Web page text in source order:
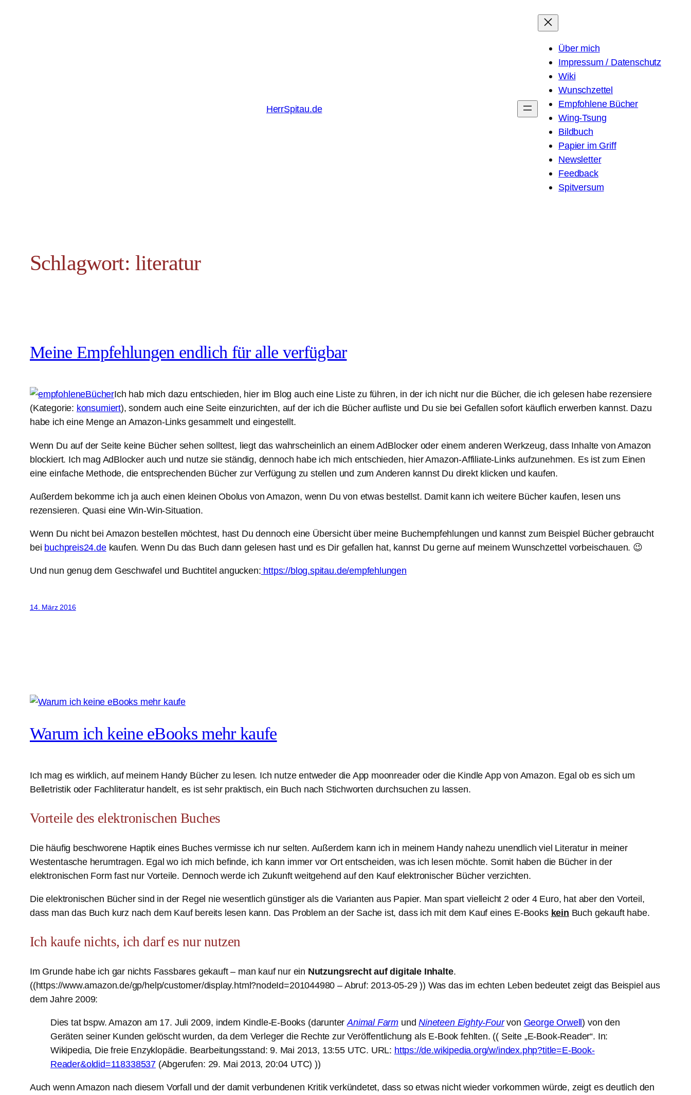
HerrSpitau.de
Über mich
Impressum / Datenschutz
Wiki
Wunschzettel
Empfohlene Bücher
Wing-Tsung
Bildbuch
Papier im Griff
Newsletter
Feedback
Spitversum
Schlagwort: literatur
Meine Empfehlungen endlich für alle verfügbar
Ich hab mich dazu entschieden, hier im Blog auch eine Liste zu führen, in der ich nicht nur die Bücher, die ich gelesen habe rezensiere
(Kategorie: konsumiert), sondern auch eine Seite einzurichten, auf der ich die Bücher aufliste und Du sie bei Gefallen sofort käuflich erwerben kannst. Dazu
habe ich eine Menge an Amazon-Links gesammelt und eingestellt.
Wenn Du auf der Seite keine Bücher sehen solltest, liegt das wahrscheinlich an einem AdBlocker oder einem anderen Werkzeug, dass Inhalte von Amazon
blockiert. Ich mag AdBlocker auch und nutze sie ständig, dennoch habe ich mich entschieden, hier Amazon-Affiliate-Links aufzunehmen. Es ist zum Einen
eine einfache Methode, die entsprechenden Bücher zur Verfügung zu stellen und zum Anderen kannst Du direkt klicken und kaufen.
Außerdem bekomme ich ja auch einen kleinen Obolus von Amazon, wenn Du von etwas bestellst. Damit kann ich weitere Bücher kaufen, lesen uns
rezensieren. Quasi eine Win-Win-Situation.
Wenn Du nicht bei Amazon bestellen möchtest, hast Du dennoch eine Übersicht über meine Buchempfehlungen und kannst zum Beispiel Bücher gebraucht
bei buchpreis24.dekaufen. Wenn Du das Buch dann gelesen hast und es Dir gefallen hat, kannst Du gerne auf meinem Wunschzettel vorbeischauen. 😉
Und nun genug dem Geschwafel und Buchtitel angucken: https://blog.spitau.de/empfehlungen
14. März 2016
Warum ich keine eBooks mehr kaufe
Ich mag es wirklich, auf meinem Handy Bücher zu lesen. Ich nutze entweder die App moonreader oder die Kindle App von Amazon. Egal ob es sich um
Belletristik oder Fachliteratur handelt, es ist sehr praktisch, ein Buch nach Stichworten durchsuchen zu lassen.
Vorteile des elektronischen Buches
Die häufig beschworene Haptik eines Buches vermisse ich nur selten. Außerdem kann ich in meinem Handy nahezu unendlich viel Literatur in meiner
Westentasche herumtragen. Egal wo ich mich befinde, ich kann immer vor Ort entscheiden, was ich lesen möchte. Somit haben die Bücher in der
elektronischen Form fast nur Vorteile. Dennoch werde ich Zukunft weitgehend auf den Kauf elektronischer Bücher verzichten.
Die elektronischen Bücher sind in der Regel nie wesentlich günstiger als die Varianten aus Papier. Man spart vielleicht 2 oder 4 Euro, hat aber den Vorteil,
dass man das Buch kurz nach dem Kauf bereits lesen kann. Das Problem an der Sache ist, dass ich mit dem Kauf eines E-Books kein Buch gekauft habe.
Ich kaufe nichts, ich darf es nur nutzen
Im Grunde habe ich gar nichts Fassbares gekauft – man kauf nur ein Nutzungsrecht auf digitale Inhalte.
((https://www.amazon.de/gp/help/customer/display.html?nodeId=201044980 – Abruf: 2013-05-29 )) Was das im echten Leben bedeutet zeigt das Beispiel aus
dem Jahre 2009:
Dies tat bspw. Amazon am 17. Juli 2009, indem Kindle-E-Books (darunterAnimal Farm undNineteen Eighty-Fourvon George Orwell) von den
Geräten seiner Kunden gelöscht wurden, da dem Verleger die Rechte zur Veröffentlichung als E-Book fehlten. (( Seite „E-Book-Reader“. In:
Wikipedia, Die freie Enzyklopädie. Bearbeitungsstand: 9. Mai 2013, 13:55 UTC. URL: https://de.wikipedia.org/w/index.php?title=E-Book-
Reader&oldid=118338537 (Abgerufen: 29. Mai 2013, 20:04 UTC) ))
Auch wenn Amazon nach diesem Vorfall und der damit verbundenen Kritik verkündetet, dass so etwas nicht wieder vorkommen würde, zeigt es deutlich den